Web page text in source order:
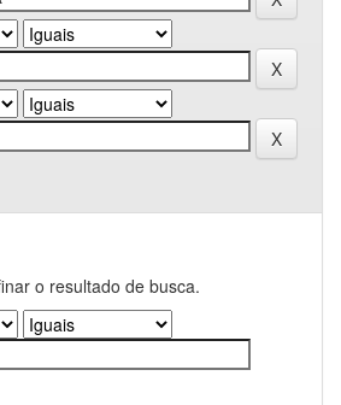
o resultado de busca.